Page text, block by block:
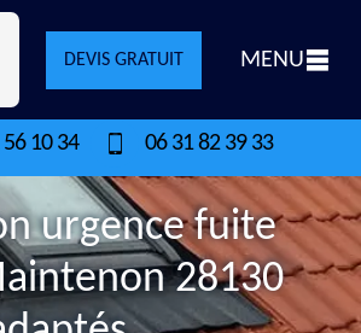
DEVIS GRATUIT MENU
10 34 06 31 82 39 33
urgence fuite
28130